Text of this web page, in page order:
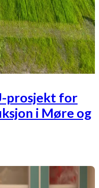
prosjekt for
i Møre og